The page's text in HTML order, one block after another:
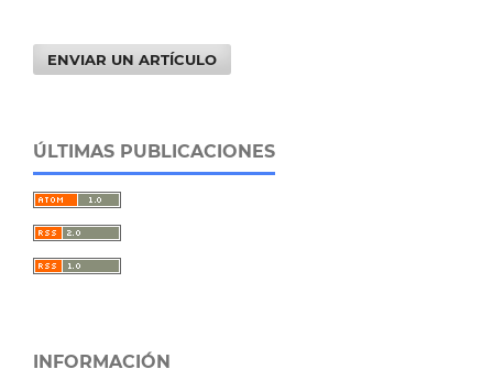
ENVIAR UN ARTÍCULO
ÚLTIMAS PUBLICACIONES
INFORMACIÓN